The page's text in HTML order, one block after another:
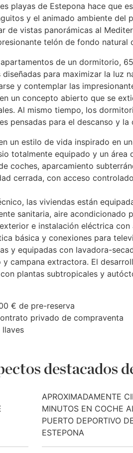
playas de Estepona hace que
y el animado ambiente
de vistas panorámicas al
telón de fondo natural
de un dormitorio,
para maximizar la luz
y contemplar las
un concepto abierto que se
Al mismo tiempo, los
pensadas para el descanso y la
un estilo de vida inspirado en
totalmente equipado y un
coches, aparcamiento
cerrada, con acceso
las viviendas están
sanitaria, aire
e instalación eléctrica
básica y conexiones para
y equipadas con lavadora-
campana extractora. El
plantas subtropicales y
€ de pre-reserva
privado de compraventa
llaves
destacados
APROXIMADAMENTE
MINUTOS EN COCHE
PUERTO DEPORTIVO
ESTEPONA